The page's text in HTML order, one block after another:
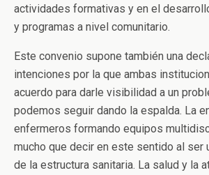
actividades formativas y en el
y programas a nivel comunitario.
Este convenio supone también una
intenciones por la que ambas
acuerdo para darle visibilidad a un
podemos seguir dando la espalda. La
enfermeros formando equipos
mucho que decir en este sentido al ser
de la estructura sanitaria. La salud y la